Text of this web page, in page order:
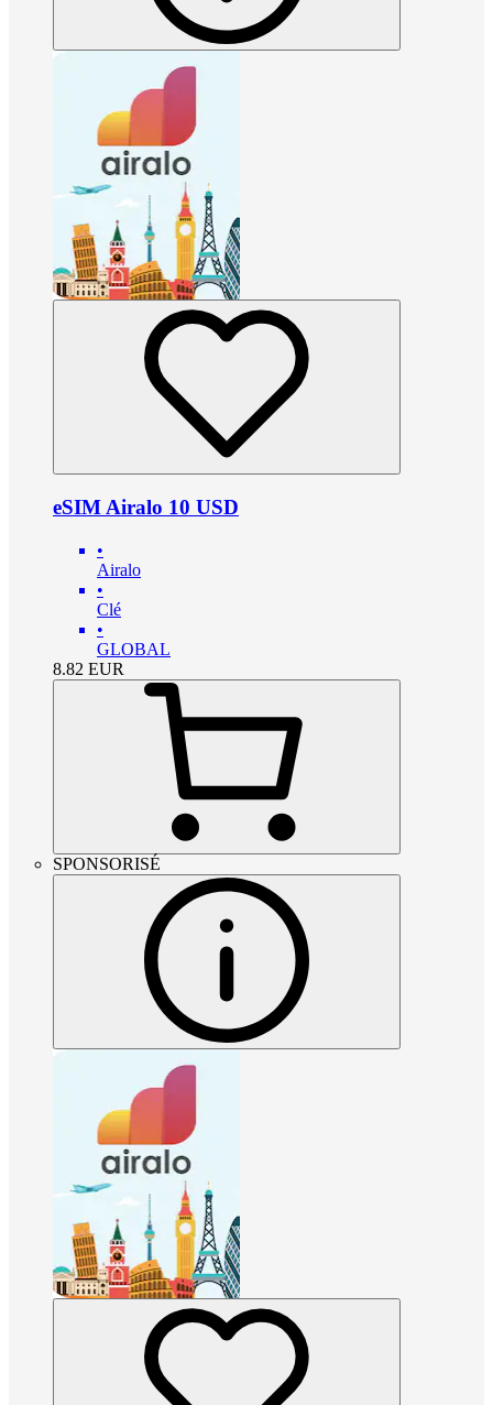
eSIM Airalo 10 USD
•
Airalo
•
Clé
•
GLOBAL
8.82 EUR
SPONSORISÉ